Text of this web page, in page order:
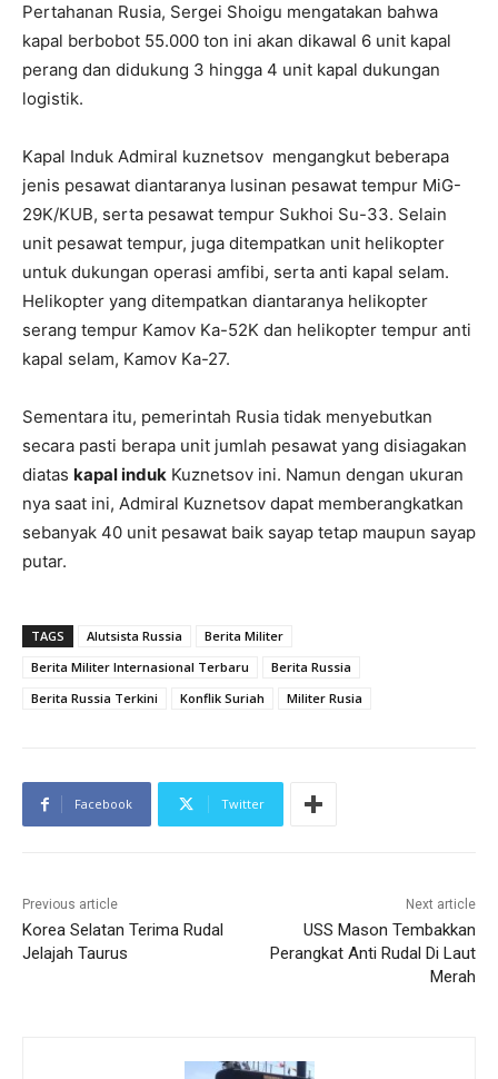
Pertahanan Rusia, Sergei Shoigu mengatakan bahwa
kapal berbobot 55.000 ton ini akan dikawal 6 unit kapal
perang dan didukung 3 hingga 4 unit kapal dukungan
logistik.
Kapal Induk Admiral kuznetsov mengangkut beberapa
jenis pesawat diantaranya lusinan pesawat tempur MiG-
29K/KUB, serta pesawat tempur Sukhoi Su-33. Selain
unit pesawat tempur, juga ditempatkan unit helikopter
untuk dukungan operasi amfibi, serta anti kapal selam.
Helikopter yang ditempatkan diantaranya helikopter
serang tempur Kamov Ka-52K dan helikopter tempur anti
kapal selam, Kamov Ka-27.
Sementara itu, pemerintah Rusia tidak menyebutkan
secara pasti berapa unit jumlah pesawat yang disiagakan
diatas kapal induk Kuznetsov ini. Namun dengan ukuran
nya saat ini, Admiral Kuznetsov dapat memberangkatkan
sebanyak 40 unit pesawat baik sayap tetap maupun sayap
putar.
TAGS Alutsista Russia
Berita Militer
Berita Militer Internasional Terbaru
Berita Russia
Berita Russia Terkini
Konflik Suriah Militer Rusia
Facebook Twitter
Previous article
Korea Selatan Terima Rudal
Jelajah Taurus
Next article
USS Mason Tembakkan
Perangkat Anti Rudal Di Laut
Merah